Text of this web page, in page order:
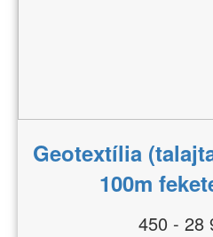
Geotextília
100m
450 - 28